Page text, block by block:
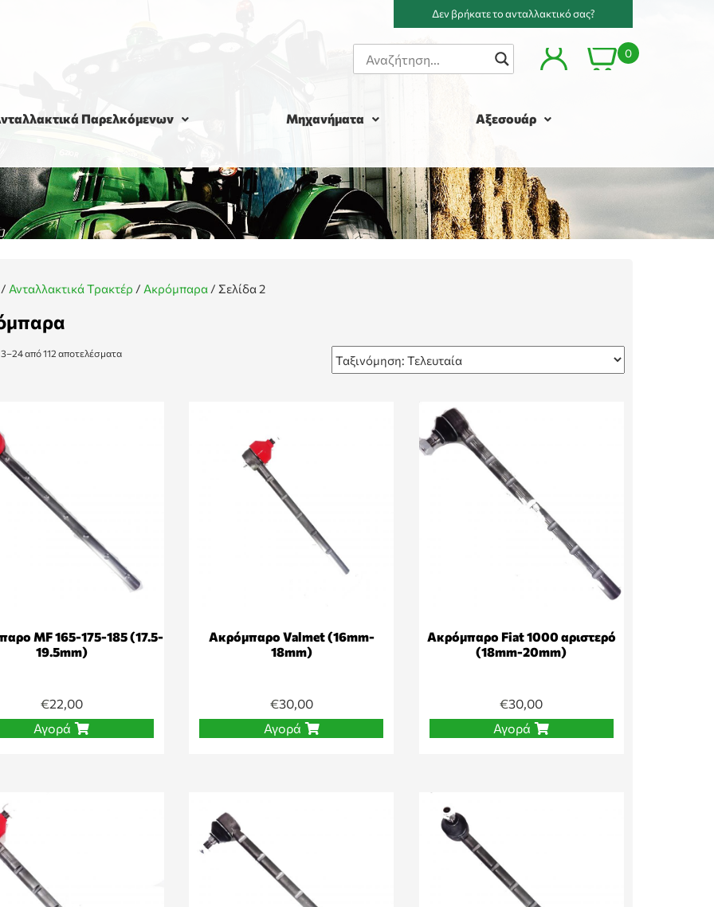
Δεν βρήκατε το ανταλλακτικό σας?
0
Παρελκόμενων Μηχανήματα Αξεσουάρ
Ανταλλακτικά Τρακτέρ / Ακρόμπαρα / Σελίδα 2
από 112 αποτελέσματα
MF 165-175-185 (17.5-
19.5mm)
€22,00
Αγορά
Ακρόμπαρο Valmet (16mm-
18mm)
€30,00
Αγορά
Ακρόμπαρο Fiat 1000 αριστερό
(18mm-20mm)
€30,00
Αγορά